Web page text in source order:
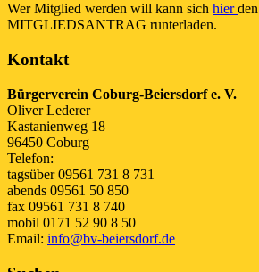
Wer Mitglied werden will kann sich hierden
MITGLIEDSANTRAG runterladen.
Kontakt
Bürgerverein Coburg-Beiersdorf e. V.
Oliver Lederer
Kastanienweg 18
96450 Coburg
Telefon:
tagsüber 09561 731 8 731
abends 09561 50 850
fax 09561 731 8 740
mobil 0171 52 90 8 50
Email: info@bv-beiersdorf.de